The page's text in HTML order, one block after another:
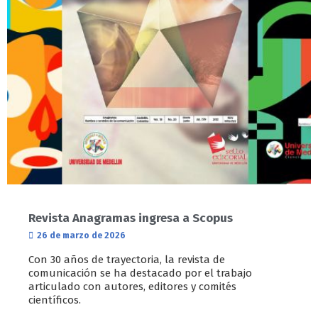
Revista Anagramas ingresa a Scopus
26 de marzo de 2026
Con 30 años de trayectoria, la revista de
comunicación se ha destacado por el trabajo
articulado con autores, editores y comités
científicos.